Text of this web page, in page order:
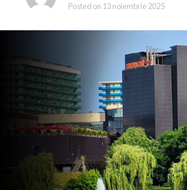
Posted on 13 noiembrie 2025